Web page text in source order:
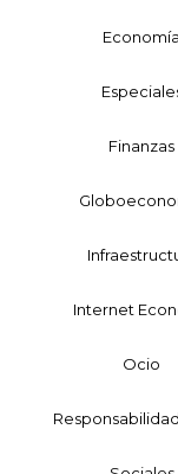
Economía
Finanzas
Internet
Ocio